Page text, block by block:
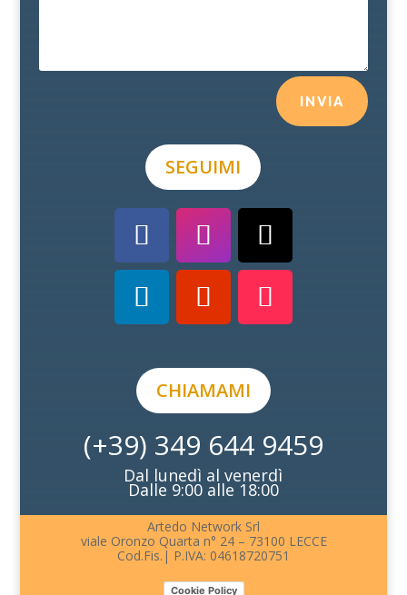
INVIA
SEGUIMI
CHIAMAMI
(+39) 349 644 9459
Dal lunedì al venerdì
Dalle 9:00 alle 18:00
Artedo Network Srl
viale Oronzo Quarta n° 24 – 73100 LECCE
Cod.Fis.| P.IVA: 04618720751
Cookie Policy